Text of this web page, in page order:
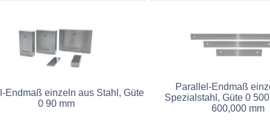
Endmaß einzeln aus Stahl, Güte
0 90 mm
Parallel-Endmaß
Spezialstahl, Güte 0
600,000 mm